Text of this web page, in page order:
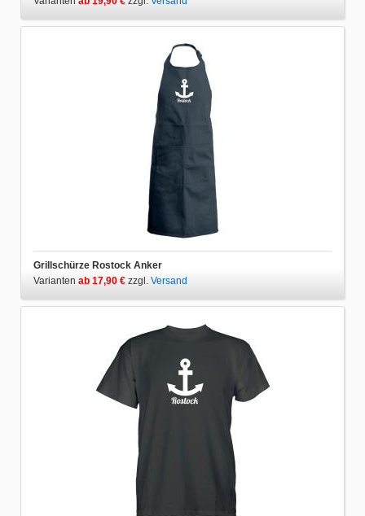
Grillschürze Rostock Anker
Varianten ab 17,90 € zzgl. Versand